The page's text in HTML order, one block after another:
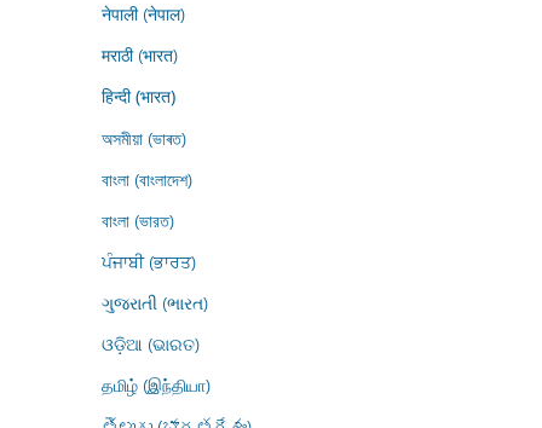
नेपाली (नेपाल)
मराठी (भारत)
हिन्दी (भारत)
অসমীয়া (ভাৰত)
বাংলা (বাংলাদেশ)
বাংলা (ভারত)
ਪੰਜਾਬੀ (ਭਾਰਤ)
ગુજરાતી (ભારત)
ଓଡ଼ିଆ (ଭାରତ)
தமிழ் (இந்தியா)